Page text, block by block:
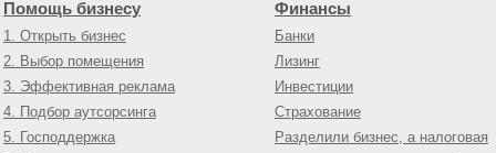
Помощь бизнесу
1. Открыть бизнес
2. Выбор помещения
3. Эффективная реклама
4. Подбор аутсорсинга
5. Господдержка
Финансы
Банки
Лизинг
Инвестиции
Страхование
Разделили бизнес, а налоговая